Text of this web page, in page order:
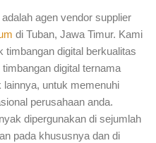
adalah agen vendor supplier
di Tuban, Jawa Timur. Kami
timbangan digital berkualitas
digital ternama
lainnya, untuk memenuhi
perusahaan anda.
dipergunakan di sejumlah
pada khususnya dan di